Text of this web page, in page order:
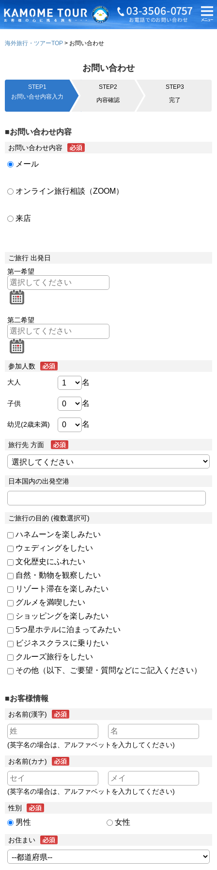
海外旅行・ツアーTOP お問い合わせ
お問い合わせ
STEP1
お問い合せ内容入力
STEP2
内容確認
STEP3
完了
■お問い合わせ内容
お問い合わせ内容
メール
オンライン旅行相談（ZOOM）
来店
ご旅行 出発日
第一希望
第二希望
参加人数
大人 名
子供 名
幼児(2歳未満) 名
旅行先 方面
日本国内の出発空港
ご旅行の目的 (複数選択可)
ハネムーンを楽しみたい
ウェディングをしたい
文化歴史にふれたい
自然・動物を観察したい
リゾート滞在を楽しみたい
グルメを満喫したい
ショッピングを楽しみたい
5つ星ホテルに泊まってみたい
ビジネスクラスに乗りたい
クルーズ旅行をしたい
その他（以下、ご要望・質問などにご記入ください）
■お客様情報
お名前(漢字)
(英字名の場合は、アルファベットを入力してください)
お名前(カナ)
(英字名の場合は、アルファベットを入力してください)
性別
男性 女性
お住まい